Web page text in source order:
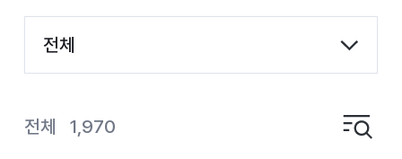
전체
전체 1,970